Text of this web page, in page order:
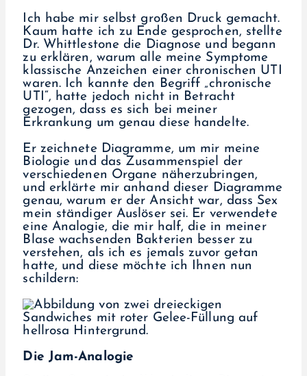
Ich habe mir selbst großen Druck gemacht.
Kaum hatte ich zu Ende gesprochen, stellte
Dr. Whittlestone die Diagnose und begann
zu erklären, warum alle meine Symptome
klassische Anzeichen einer chronischen UTI
waren. Ich kannte den Begriff „chronische
UTI“, hatte jedoch nicht in Betracht
gezogen, dass es sich bei meiner
Erkrankung um genau diese handelte.
Er zeichnete Diagramme, um mir meine
Biologie und das Zusammenspiel der
verschiedenen Organe näherzubringen,
und erklärte mir anhand dieser Diagramme
genau, warum er der Ansicht war, dass Sex
mein ständiger Auslöser sei. Er verwendete
eine Analogie, die mir half, die in meiner
Blase wachsenden Bakterien besser zu
verstehen, als ich es jemals zuvor getan
hatte, und diese möchte ich Ihnen nun
schildern:
Die Jam-Analogie